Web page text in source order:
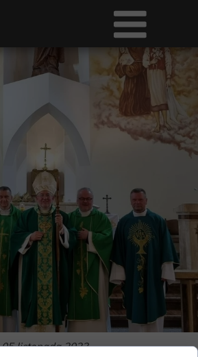
05 listopada 2023